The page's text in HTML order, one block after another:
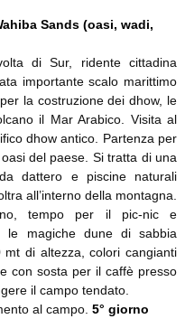
Sands (oasi, wadi,
di Sur, ridente cittadina
importante scalo marittimo
la costruzione dei dhow, le
il Mar Arabico. Visita al
dhow antico. Partenza per
del paese. Si tratta di una
dattero e piscine naturali
all’interno della montagna.
tempo per il pic-nic e
le magiche dune di sabbia
di altezza, colori cangianti
con sosta per il caffè presso
il campo tendato.
al campo. 5° giorno